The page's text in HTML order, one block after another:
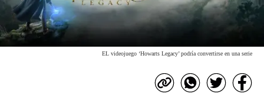
EL videojuego ‘Howarts Legacy’ podría convertirse en una serie